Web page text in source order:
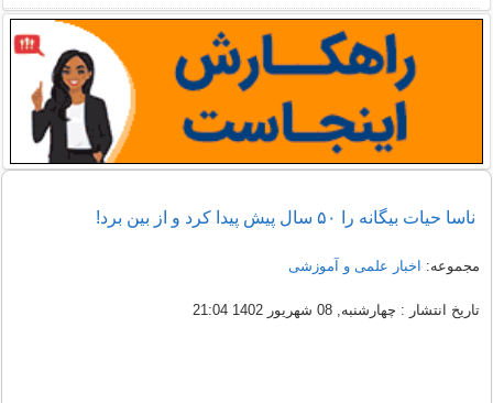
ناسا حیات بیگانه را ۵۰ سال پیش پیدا کرد و از بین برد!
مجموعه: اخبار علمی و آموزشی
تاریخ انتشار : چهارشنبه, 08 شهریور 1402 21:04